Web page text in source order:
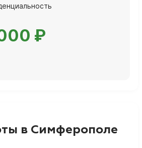
₽
в Симферополе